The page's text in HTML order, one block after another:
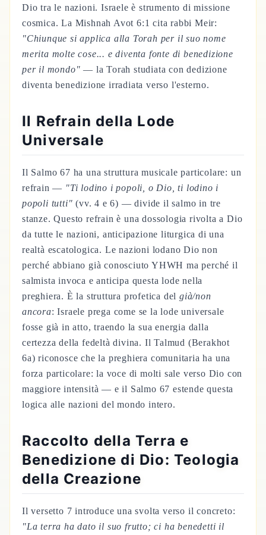
Dio tra le nazioni. Israele è strumento di missione
cosmica. La Mishnah Avot 6:1 cita rabbi Meir:
"Chiunque si applica alla Torah per il suo nome
merita molte cose... e diventa fonte di benedizione
per il mondo" — la Torah studiata con dedizione
diventa benedizione irradiata verso l'esterno.
Il Refrain della Lode
Universale
Il Salmo 67 ha una struttura musicale particolare: un
refrain — "Ti lodino i popoli, o Dio, ti lodino i
popoli tutti" (vv. 4 e 6) — divide il salmo in tre
stanze. Questo refrain è una dossologia rivolta a Dio
da tutte le nazioni, anticipazione liturgica di una
realtà escatologica. Le nazioni lodano Dio non
perché abbiano già conosciuto YHWH ma perché il
salmista invoca e anticipa questa lode nella
preghiera. È la struttura profetica delgià/non
ancora: Israele prega come se la lode universale
fosse già in atto, traendo la sua energia dalla
certezza della fedeltà divina. Il Talmud (Berakhot
6a) riconosce che la preghiera comunitaria ha una
forza particolare: la voce di molti sale verso Dio con
maggiore intensità — e il Salmo 67 estende questa
logica alle nazioni del mondo intero.
Raccolto della Terra e
Benedizione di Dio: Teologia
della Creazione
Il versetto 7 introduce una svolta verso il concreto:
"La terra ha dato il suo frutto; ci ha benedetti il